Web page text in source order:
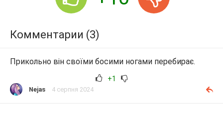
Комментарии (3)
Прикольно він своїми босими ногами перебирає.
+1
Nejas 4 серпня 2024